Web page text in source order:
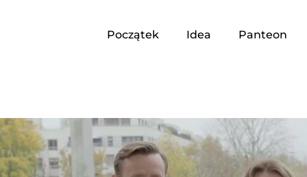
Początek Idea Panteon